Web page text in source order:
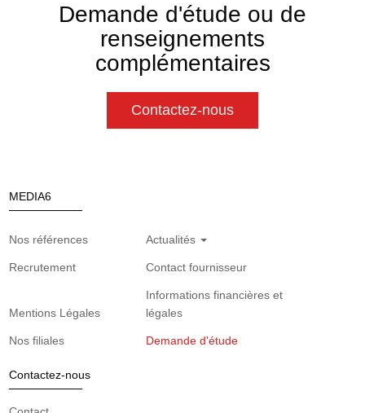
Demande d'étude ou de
renseignements
complémentaires
Contactez-nous
MEDIA6
Nos références Actualités
Recrutement Contact fournisseur
Mentions Légales
Informations financières et
légales
Nos filiales Demande d'étude
Contactez-nous